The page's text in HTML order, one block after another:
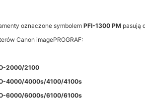
oznaczone symbolemPFI-1300 PM pasują
Canon imagePROGRAF:
2000/2100
4000/4000s/4100/4100s
6000/6000s/6100/6100s